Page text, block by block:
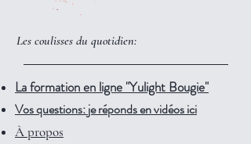
Les coulisses du quotidien:
La formation en ligne "Yulight Bougie"
Vos questions: je réponds en vidéos ici
À propos